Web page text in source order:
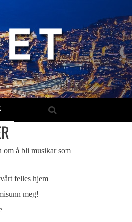
om å bli musikar som
felles hjem
meg!